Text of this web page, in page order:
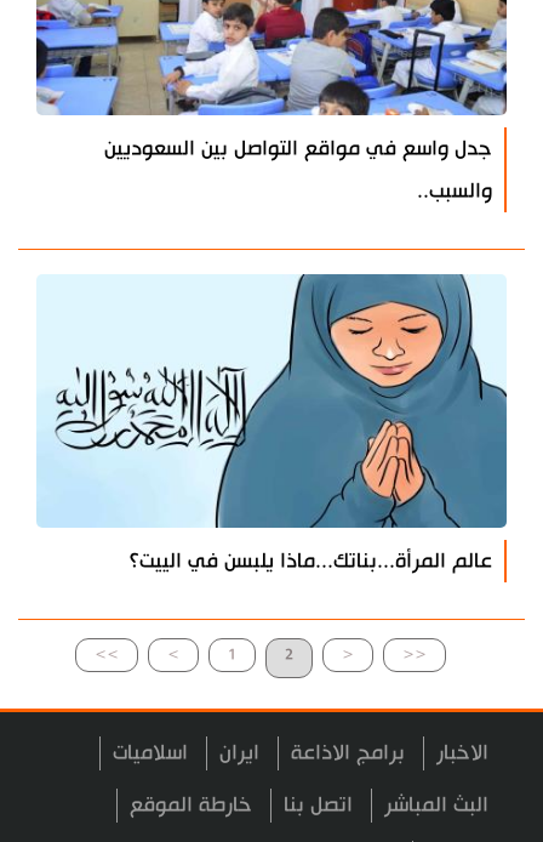
جدل واسع في مواقع التواصل بين السعوديين
والسبب..
عالم المرأة...بناتك...ماذا يلبسن في الييت؟
>> > 1 2 < <<
الاخبار برامج الاذاعة ايران اسلاميات
البث المباشر اتصل بنا خارطة الموقع